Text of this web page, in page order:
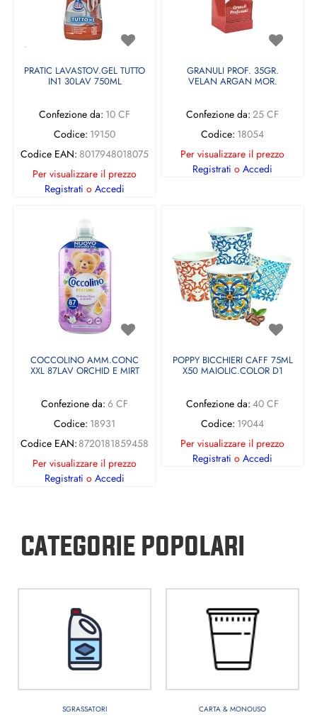
PRATIC LAVASTOV.GEL TUTTO
IN1 30LAV 750ML
Confezione da: 10 CF
Codice: 19150
Codice EAN: 8017948018075
Per visualizzare il prezzo
Registrati o Accedi
GRANULI PROF. 35GR.
VELAN ARGAN MOR.
Confezione da: 25 CF
Codice: 18054
Per visualizzare il prezzo
Registrati o Accedi
COCCOLINO AMM.CONC
XXL 87LAV ORCHID E MIRT
Confezione da: 6 CF
Codice: 18931
Codice EAN: 8720181859458
Per visualizzare il prezzo
Registrati o Accedi
POPPY BICCHIERI CAFF 75ML
X50 MAIOLIC.COLOR D1
Confezione da: 40 CF
Codice: 19044
Per visualizzare il prezzo
Registrati o Accedi
CATEGORIE POPOLARI
SGRASSATORI CARTA & MONOUSO